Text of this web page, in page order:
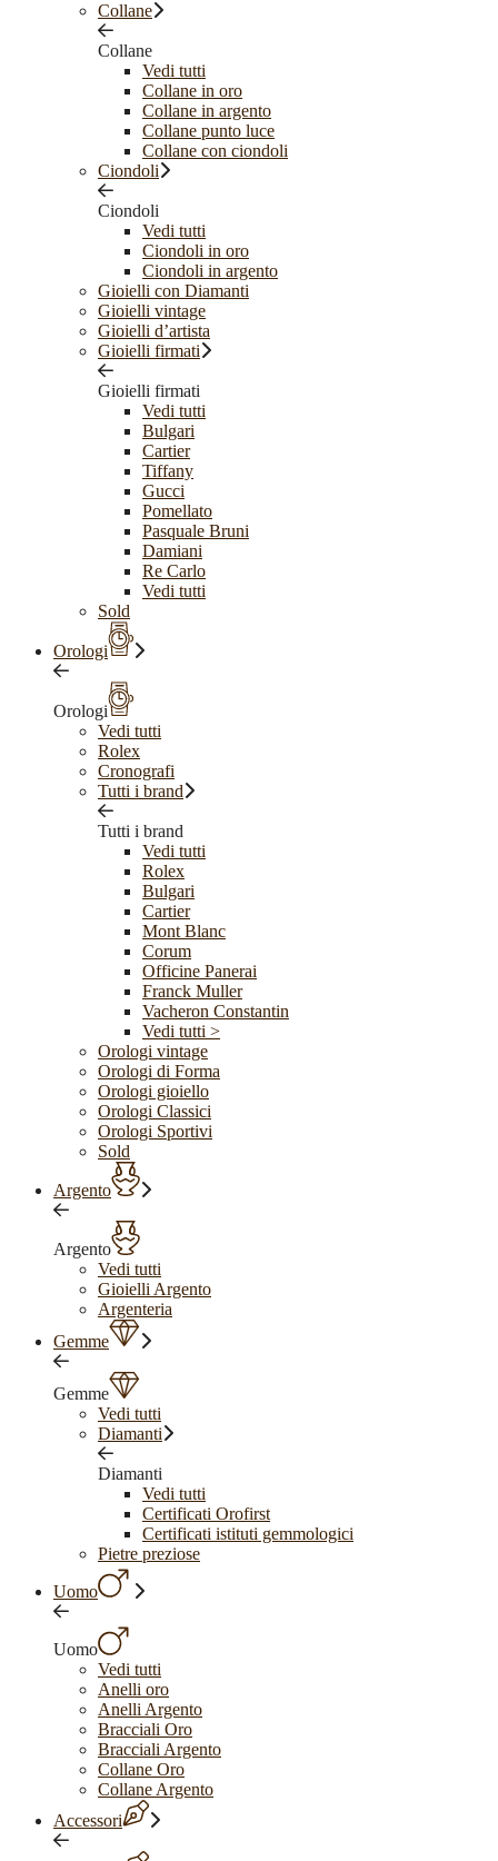
Collane
Collane
Vedi tutti
Collane in oro
Collane in argento
Collane punto luce
Collane con ciondoli
Ciondoli
Ciondoli
Vedi tutti
Ciondoli in oro
Ciondoli in argento
Gioielli con Diamanti
Gioielli vintage
Gioielli d’artista
Gioielli firmati
Gioielli firmati
Vedi tutti
Bulgari
Cartier
Tiffany
Gucci
Pomellato
Pasquale Bruni
Damiani
Re Carlo
Vedi tutti
Sold
Orologi
Orologi
Vedi tutti
Rolex
Cronografi
Tutti i brand
Tutti i brand
Vedi tutti
Rolex
Bulgari
Cartier
Mont Blanc
Corum
Officine Panerai
Franck Muller
Vacheron Constantin
Vedi tutti >
Orologi vintage
Orologi di Forma
Orologi gioiello
Orologi Classici
Orologi Sportivi
Sold
Argento
Argento
Vedi tutti
Gioielli Argento
Argenteria
Gemme
Gemme
Vedi tutti
Diamanti
Diamanti
Vedi tutti
Certificati Orofirst
Certificati istituti gemmologici
Pietre preziose
Uomo
Uomo
Vedi tutti
Anelli oro
Anelli Argento
Bracciali Oro
Bracciali Argento
Collane Oro
Collane Argento
Accessori